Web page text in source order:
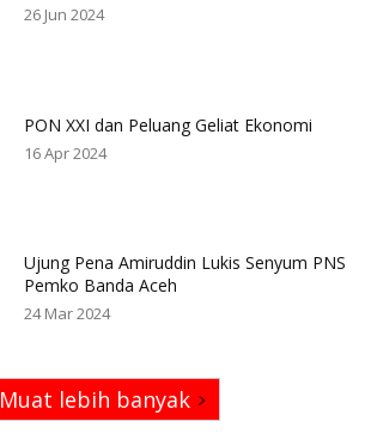
26 Jun 2024
PON XXI dan Peluang Geliat Ekonomi
16 Apr 2024
Ujung Pena Amiruddin Lukis Senyum PNS
Pemko Banda Aceh
24 Mar 2024
Muat lebih banyak